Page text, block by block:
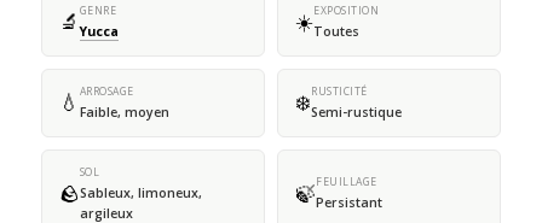
🔬GENRE
Yucca ☀️EXPOSITION
Toutes
💧 ARROSAGE
Faible, moyen ❄️RUSTICITÉ
Semi-rustique
🪨
SOL
Sableux, limoneux,
argileux
🍃FEUILLAGE
Persistant